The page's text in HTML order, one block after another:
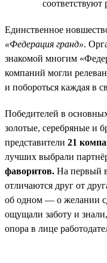
соответствуют
Единственное
«Федерация гранд».
знакомой многим
компаний могли
и побороться каждая в
Победителей в
золотые, серебряные и
представители 21
лучших выбрали
фаворитов. На первый
отличаются друг от
об одном — о желании
ощущали заботу и
опора в лице